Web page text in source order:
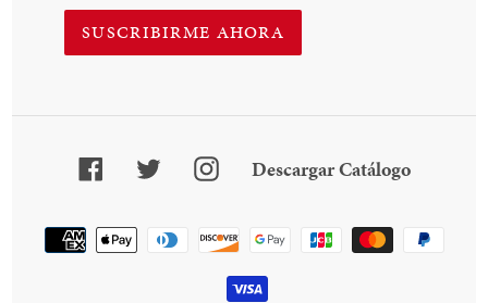
SUSCRIBIRME AHORA
FacebookTwitterInstagram
Descargar Catálogo
Método
pago